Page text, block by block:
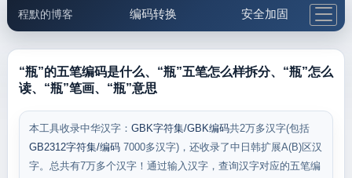
程默的博客 编码转换 安全加固
邮件工具 生活便民 更多工具
5.1支付宝大红包
“瓶”的五笔编码是什么、“瓶”五笔怎么样拆分、“瓶”怎么
读、“瓶”笔画、“瓶”意思
本工具收录中华汉字： GBK字符集/GBK编码共2万多汉字(包括
GB2312字符集/编码 7000多汉字)，还收录了中日韩扩展A(B)区汉
字。总共有7万多个汉字！通过输入汉字，查询汉字对应的五笔编